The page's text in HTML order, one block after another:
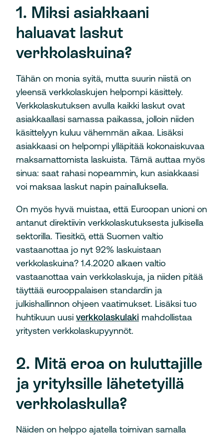
1. Miksi asiakkaani
haluavat laskut
verkkolaskuina?
Tähän on monia syitä, mutta suurin niistä on
yleensä verkkolaskujen helpompi käsittely.
Verkkolaskutuksen avulla kaikki laskut ovat
asiakkaallasi samassa paikassa, jolloin niiden
käsittelyyn kuluu vähemmän aikaa. Lisäksi
asiakkaasi on helpompi ylläpitää kokonaiskuvaa
maksamattomista laskuista. Tämä auttaa myös
sinua: saat rahasi nopeammin, kun asiakkaasi
voi maksaa laskut napin painalluksella.
On myös hyvä muistaa, että Euroopan unioni on
antanut direktiivin verkkolaskutuksesta julkisella
sektorilla. Tiesitkö, että Suomen valtio
vastaanottaa jo nyt 92% laskuistaan
verkkolaskuina? 1.4.2020 alkaen valtio
vastaanottaa vain verkkolaskuja, ja niiden pitää
täyttää eurooppalaisen standardin ja
julkishallinnon ohjeen vaatimukset. Lisäksi tuo
huhtikuun uusi verkkolaskulaki mahdollistaa
yritysten verkkolaskupyynnöt.
2. Mitä eroa on kuluttajille
ja yrityksille lähetetyillä
verkkolaskulla?
Näiden on helppo ajatella toimivan samalla